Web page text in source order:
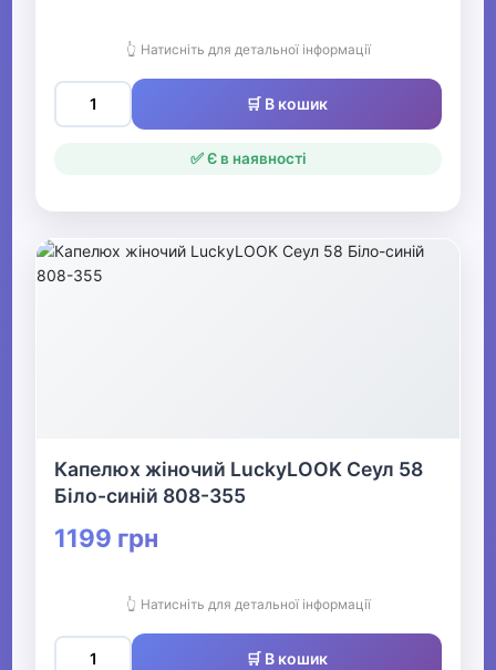
👆 Натисніть для детальної інформації
🛒 В кошик
✅ Є в наявності
Капелюх жіночий LuckyLOOK Сеул 58
Біло-синій 808-355
1199 грн
👆 Натисніть для детальної інформації
🛒 В кошик